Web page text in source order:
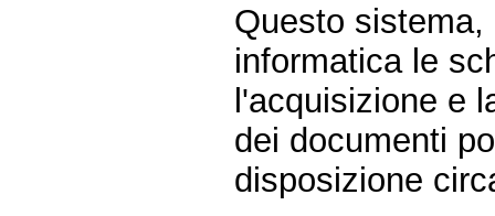
Questo
informatica le
l'acquisizione e
dei documenti
disposizione